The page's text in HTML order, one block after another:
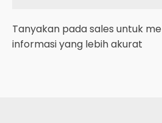
Tanyakan pada sales untuk
informasi yang lebih akurat